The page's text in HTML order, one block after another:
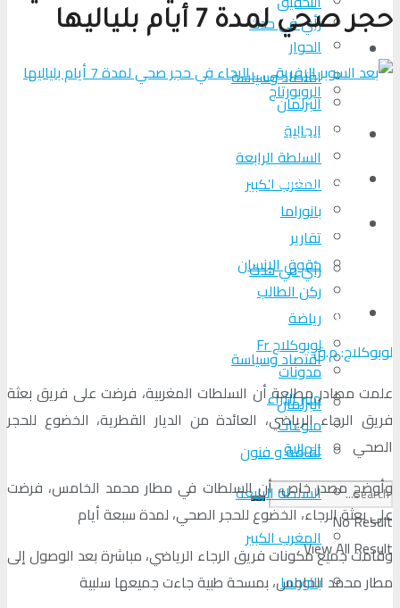
رأي في حدث
المزيد
اقتصاد وسياسة
البرلمان
الجالية
السلطة الرابعة
المغرب الكبير
بانوراما
تقارير
حقوق الإنسان
ركن الطالب
رياضة
لوبوكلاج Fr
مدونات
منبر الآراء
منوعات
ثقافة و فنون
No Result
View All Result
الحوار
الروبورتاج
تحلیل الأحداث
من عين المكان
لوبوكلاج TV
رأي في حدث
المزيد
اقتصاد وسياسة
البرلمان
الجالية
السلطة الرابعة
المغرب الكبير
بانوراما
حجر صحي لمدة 7 أيام بلياليها
لوبوكلاج: م.ق
علمت مصادر مطلعة أن السلطات المغربية، فرضت على فريق بعثة
فريق الرجاء الرياضي، العائدة من الديار القطرية، الخضوع للحجر
الصحي
وأوضح مصدر خاص، أن السلطات في مطار محمد الخامس، فرضت
على بعثة الرجاء، الخضوع للحجر الصحي، لمدة سبعة أيام
وقامت جميع مكونات فريق الرجاء الرياضي، مباشرة بعد الوصول إلى
مطار محمد الخامس، بمسحة طبية جاءت جميعها سلبية